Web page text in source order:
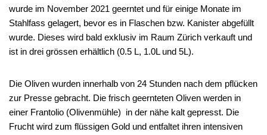
wurde im November 2021 geerntet und für einige Monate im
Stahlfass gelagert, bevor es in Flaschen bzw. Kanister abgefüllt
wurde. Dieses wird bald exklusiv im Raum Zürich verkauft und
ist in drei grössen erhältlich (0.5 L, 1.0L und 5L).
Die Oliven wurden innerhalb von 24 Stunden nach dem pflücken
zur Presse gebracht. Die frisch geernteten Oliven werden in
einer Frantolio (Olivenmühle) in der nähe kalt gepresst. Die
Frucht wird zum flüssigen Gold und entfaltet ihren intensiven